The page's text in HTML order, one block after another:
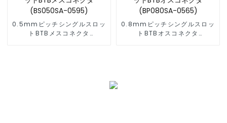
0.5mmピッチシングルスロッ
トBTBメスコネクタ
0.8mmピッチシングルスロッ
トBTBオスコネクタ